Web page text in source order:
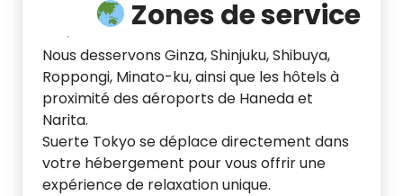
Zones de service
Nous desservons Ginza, Shinjuku, Shibuya,
Roppongi, Minato-ku, ainsi que les hôtels à
proximité des aéroports de Haneda et
Narita.
Suerte Tokyo se déplace directement dans
votre hébergement pour vous offrir une
expérience de relaxation unique.